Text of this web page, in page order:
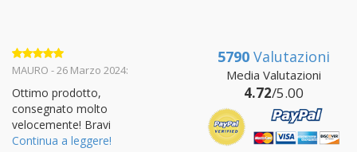
Valutato5
MAURO - 26 Marzo 2024:
Ottimo prodotto,
consegnato molto
velocemente! Bravi
Continua a leggere!
5790 Valutazioni
Media Valutazioni
4.72/5.00